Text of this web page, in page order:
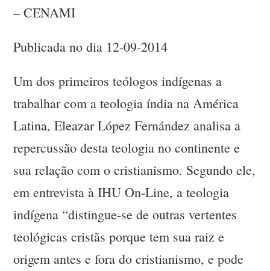
– CENAMI
Publicada no dia 12-09-2014
Um dos primeiros teólogos indígenas a
trabalhar com a teologia índia na América
Latina, Eleazar López Fernández analisa a
repercussão desta teologia no continente e
sua relação com o cristianismo. Segundo ele,
em entrevista à IHU On-Line, a teologia
indígena “distingue-se de outras vertentes
teológicas cristãs porque tem sua raiz e
origem antes e fora do cristianismo, e pode